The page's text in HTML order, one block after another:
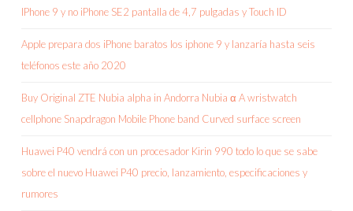
IPhone 9 y no iPhone SE2 pantalla de 4,7 pulgadas y Touch ID
Apple prepara dos iPhone baratos los iphone 9 y lanzaría hasta seis
teléfonos este año 2020
Buy Original ZTE Nubia alpha in Andorra Nubia α A wristwatch
cellphone Snapdragon Mobile Phone band Curved surface screen
Huawei P40 vendrá con un procesador Kirin 990 todo lo que se sabe
sobre el nuevo Huawei P40 precio, lanzamiento, especificaciones y
rumores